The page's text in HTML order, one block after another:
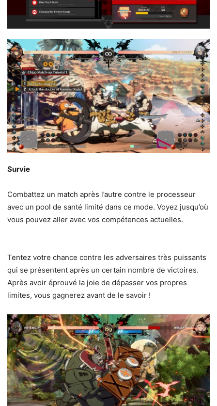
Survie
Combattez un match après l’autre contre le processeur
avec un pool de santé limité dans ce mode. Voyez jusqu’où
vous pouvez aller avec vos compétences actuelles.
Tentez votre chance contre les adversaires très puissants
qui se présentent après un certain nombre de victoires.
Après avoir éprouvé la joie de dépasser vos propres
limites, vous gagnerez avant de le savoir !